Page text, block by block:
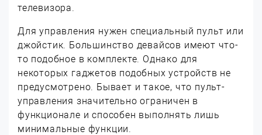
телевизора.
Для управления нужен специальный пульт или
джойстик. Большинство девайсов имеют что-
то подобное в комплекте. Однако для
некоторых гаджетов подобных устройств не
предусмотрено. Бывает и такое, что пульт-
управления значительно ограничен в
функционале и способен выполнять лишь
минимальные функции.